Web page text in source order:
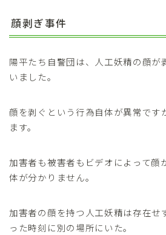
顔剥ぎ事件
陽平たち自警団は、人工妖精の顔が
いました。
顔を剥ぐという行為自体が異常です
ます。
加害者も被害者もビデオによって顔
体が分かりません。
加害者の顔を持つ人工妖精は存在せ
った時刻に別の場所にいた。